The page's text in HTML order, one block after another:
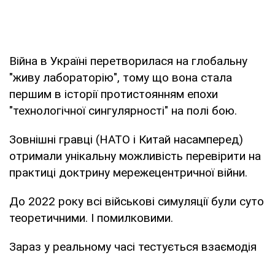
Війна в Україні перетворилася на глобальну
"живу лабораторію", тому що вона стала
першим в історії протистоянням епохи
"технологічної сингулярності" на полі бою.
Зовнішні гравці (НАТО і Китай насамперед)
отримали унікальну можливість перевірити на
практиці доктрину мережецентричної війни.
До 2022 року всі військові симуляції були суто
теоретичними. І помилковими.
Зараз у реальному часі тестується взаємодія